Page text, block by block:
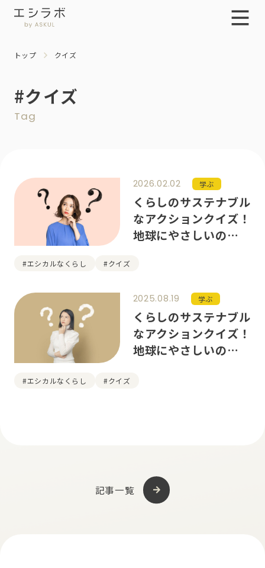
トップ クイズ
#クイズ
Tag
2026.02.02 学ぶ
くらしのサステナブル
なアクションクイズ！
地球にやさしいのはど
#エシカルなくらし #クイズ
2025.08.19 学ぶ
くらしのサステナブル
なアクションクイズ！
地球にやさしいのはど
#エシカルなくらし #クイズ
記事一覧